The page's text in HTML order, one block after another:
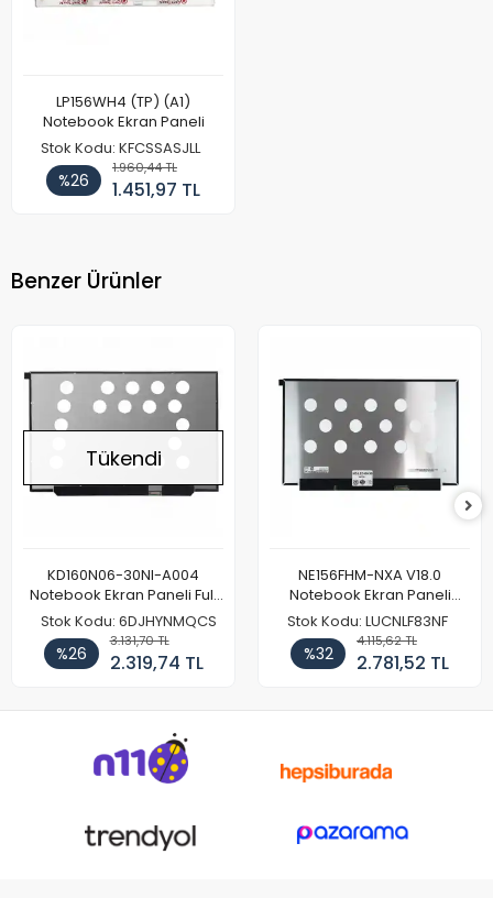
LP156WH4 (TP) (A1)
Notebook Ekran Paneli
Stok Kodu: KFCSSASJLL
%26
1.960,44 TL
1.451,97 TL
Benzer Ürünler
Tükendi
KD160N06-30NI-A004
Notebook Ekran Paneli Full
HD
Stok Kodu: 6DJHYNMQCS
%26
3.131,70 TL
2.319,74 TL
NE156FHM-NXA V18.0
Notebook Ekran Paneli
144Hz
Stok Kodu: LUCNLF83NF
%32
4.115,62 TL
2.781,52 TL